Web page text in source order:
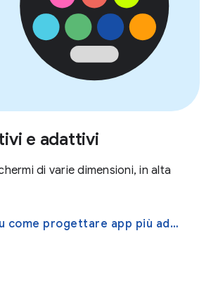
e adattivi
di varie dimensioni, in alta
Scopri di più su come progettare app più adattive